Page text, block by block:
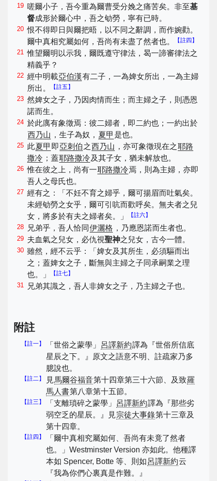
19 嗟爾小子，吾今重為爾曹受分娩之痛苦矣。非至基
督成形於爾心中，吾之劬勞，寧有已時。
20 恨不得即日與爾把晤，以不同之辭調，而作婉勸。
爾中真相究屬如何，吾尚有未盡了然者也。
【註四】
21 惟望爾明以示我，爾既遵守律法，曷一諦審律法之
精義乎？
22 經中明載亞伯漢有二子，一為婢女所出，一為主婦
所出。
【註五】
23 然婢女之子，乃因肉情而生；而主婦之子，則憑恩
諾而生。
24 於此庽有象徵焉：彼二婦者，即二約也；一約出於
西乃山 ，生子為奴， 夏甲 是也。
25 此夏甲 即亞刺伯之西乃山 ，亦可象徵現在之耶路
撒冷 ；蓋耶路撒冷及其子女，猶未解放也。
26 惟在彼之上，尚有一耶路撒冷焉，則為主婦，亦即
吾人之母氏也。
27 經有之：「不妊不育之婦乎，爾可揚眉而吐氣矣。
未經劬勞之女乎，爾可引吭而歡呼矣。無夫者之兒
女，將多於有夫之婦者矣。」
【註六】
28 兄弟乎，吾人恰同 伊灑格 ，乃應恩諾而生者也。
29 夫血氣之兒女，必仇視聖神之兒女，古今一體。
30 雖然，經不云乎：「婢女及其所生，必須驅而出
之；蓋婢女之子，斷無與主婦之子同承嗣業之理
也。」
【註七】
31 兄弟其識之，吾人非婢女之子，乃主婦之子也。
附註
【註一】 「世俗之蒙學」 呂譯新約譯為『世俗所信底
星辰之下。』原文之語意不明、註疏家乃多
臆說也。
【註二】 見馬爾谷福音第十四章第三十六節、及致羅
馬人書第八章第十五節。
【註三】 「支離瑣碎之蒙學」 呂譯新約譯為『那些劣
弱空乏的星辰。』見宗徒大事錄第十三章及
第十四章。
【註四】
「爾中真相究屬如何、吾尚有未竟了然者
也。」Westminster Version 亦如此。他種譯
本如 Spencer, Botte 等、則如呂譯新約云
『我為你們心裏真是作難。』